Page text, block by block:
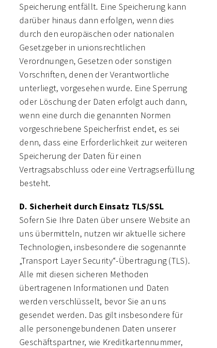
Speicherung entfällt. Eine Speicherung kann
darüber hinaus dann erfolgen, wenn dies
durch den europäischen oder nationalen
Gesetzgeber in unionsrechtlichen
Verordnungen, Gesetzen oder sonstigen
Vorschriften, denen der Verantwortliche
unterliegt, vorgesehen wurde. Eine Sperrung
oder Löschung der Daten erfolgt auch dann,
wenn eine durch die genannten Normen
vorgeschriebene Speicherfrist endet, es sei
denn, dass eine Erforderlichkeit zur weiteren
Speicherung der Daten für einen
Vertragsabschluss oder eine Vertragserfüllung
besteht.
D. Sicherheit durch Einsatz TLS/SSL
Sofern Sie Ihre Daten über unsere Website an
uns übermitteln, nutzen wir aktuelle sichere
Technologien, insbesondere die sogenannte
Transport Layer Security“-Übertragung (TLS).
Alle mit diesen sicheren Methoden
übertragenen Informationen und Daten
werden verschlüsselt, bevor Sie an uns
gesendet werden. Das gilt insbesondere für
alle personengebundenen Daten unserer
Geschäftspartner, wie Kreditkartennummer,